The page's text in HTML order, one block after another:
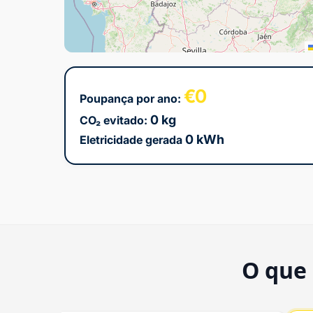
Poupança por ano: €0
CO₂ evitado: 0 kg
Eletricidade gerada 0 kWh
O